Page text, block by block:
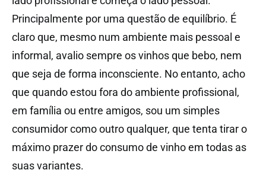
Principalmente por uma questão de equilíbrio. É
claro que, mesmo num ambiente mais pessoal e
informal, avalio sempre os vinhos que bebo, nem
que seja de forma inconsciente. No entanto, acho
que quando estou fora do ambiente profissional,
em família ou entre amigos, sou um simples
consumidor como outro qualquer, que tenta tirar o
máximo prazer do consumo de vinho em todas as
suas variantes.